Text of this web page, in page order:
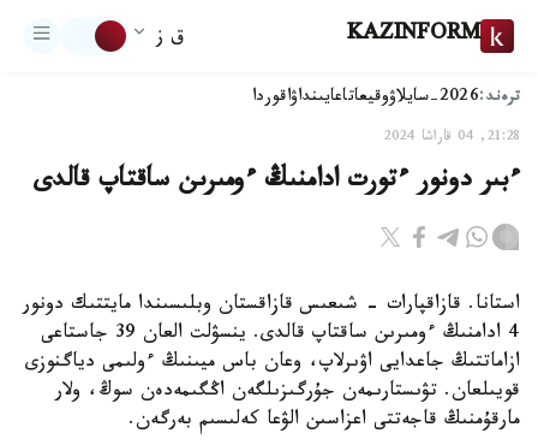
KAZINFORM ق ز
ترەند:2026-سايلاۋ وقيعاتاعايىنداۋاقوردا
21:28, 04 قاراشا 2024
ءبىر دونور ءتورت ادامنىڭ ءومىرىن ساقتاپ قالدى
استانا. قازاقپارات - شىعىس قازاقستان وبلىسىندا مايتتىك دونور
4 ادامنىڭ ءومىرىن ساقتاپ قالدى. ينسۋلت العان 39 جاستاعى
ازاماتتىڭ جاعدايى اۋىرلاپ، وعان باس ميىنىڭ ءولىمى دياگنوزى
قويىلعان. تۋىستارىمەن جۇرگىزىلگەن اڭگىمەدەن سوڭ، ولار
مارقۇمنىڭ قاجەتتى اعزاسىن الۋعا كەلىسىم بەرگەن.